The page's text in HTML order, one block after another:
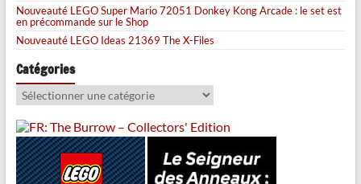
Nouveauté LEGO Super Mario 72051 Donkey Kong Arcade : le set est
en précommande sur le Shop
Nouveauté LEGO Ideas 21369 The X-Files
Catégories
Catégories